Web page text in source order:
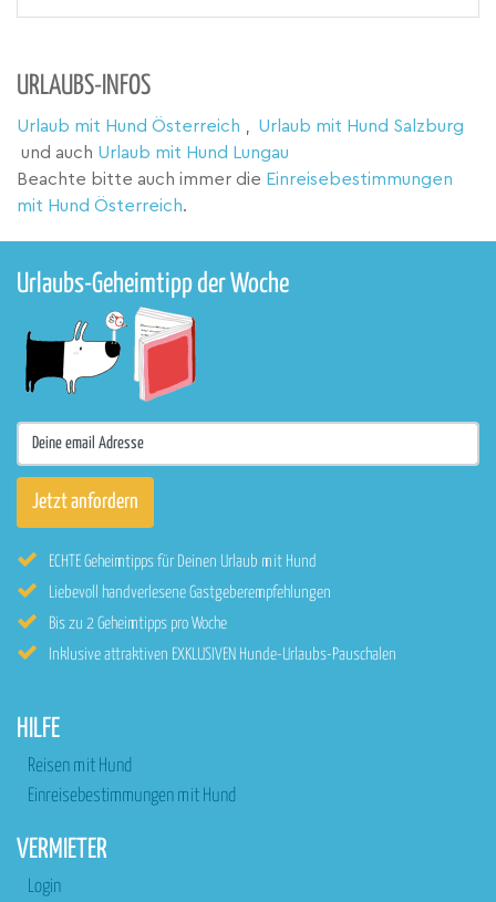
URLAUBS-INFOS
Urlaub mit Hund Österreich
Urlaub mit Hund Salzburg
und auch Urlaub mit Hund Lungau
Beachte bitte auch immer die Einreisebestimmungen
mit Hund Österreich.
Urlaubs-Geheimtipp der Woche
ECHTE Geheimtipps für Deinen Urlaub mit Hund
Liebevoll handverlesene Gastgeberempfehlungen
Bis zu 2 Geheimtipps pro Woche
Inklusive attraktiven EXKLUSIVEN Hunde-Urlaubs-Pauschalen
HILFE
Reisen mit Hund
Einreisebestimmungen mit Hund
VERMIETER
Login